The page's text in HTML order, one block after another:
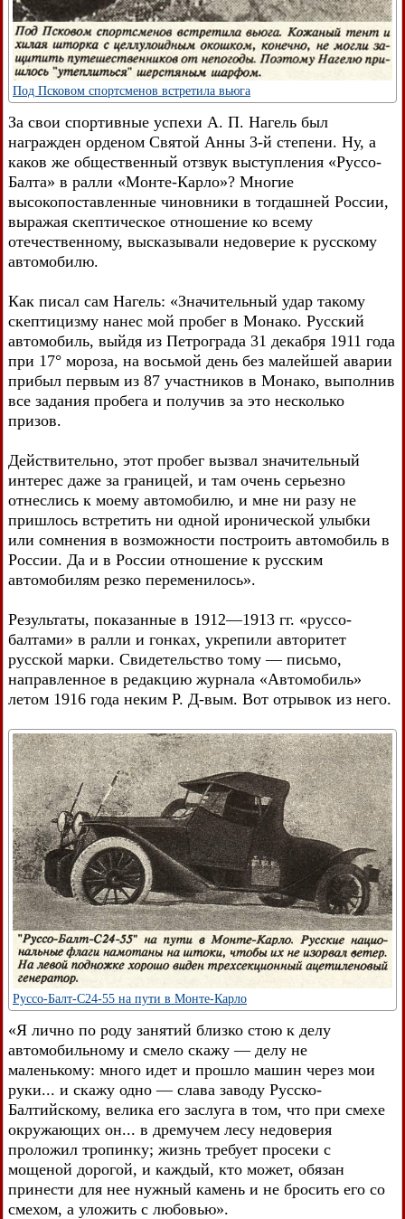
Под Псковом спортсменов встретила вьюга
За свои спортивные успехи А. П. Нагель был
награжден орденом Святой Анны 3-й степени. Ну, а
каков же общественный отзвук выступления «Руссо-
Балта» в ралли «Монте-Карло»? Многие
высокопоставленные чиновники в тогдашней России,
выражая скептическое отношение ко всему
отечественному, высказывали недоверие к русскому
автомобилю.
Как писал сам Нагель: «Значительный удар такому
скептицизму нанес мой пробег в Монако. Русский
автомобиль, выйдя из Петрограда 31 декабря 1911 года
при 17° мороза, на восьмой день без малейшей аварии
прибыл первым из 87 участников в Монако, выполнив
все задания пробега и получив за это несколько
призов.
Действительно, этот пробег вызвал значительный
интерес даже за границей, и там очень серьезно
отнеслись к моему автомобилю, и мне ни разу не
пришлось встретить ни одной иронической улыбки
или сомнения в возможности построить автомобиль в
России. Да и в России отношение к русским
автомобилям резко переменилось».
Результаты, показанные в 1912—1913 гг. «руссо-
балтами» в ралли и гонках, укрепили авторитет
русской марки. Свидетельство тому — письмо,
направленное в редакцию журнала «Автомобиль»
летом 1916 года неким Р. Д-вым. Вот отрывок из него.
Руссо-Балт-С24-55 на пути в Монте-Карло
«Я лично по роду занятий близко стою к делу
автомобильному и смело скажу — делу не
маленькому: много идет и прошло машин через мои
руки... и скажу одно — слава заводу Русско-
Балтийскому, велика его заслуга в том, что при смехе
окружающих он... в дремучем лесу недоверия
проложил тропинку; жизнь требует просеки с
мощеной дорогой, и каждый, кто может, обязан
принести для нее нужный камень и не бросить его со
смехом, а уложить с любовью».